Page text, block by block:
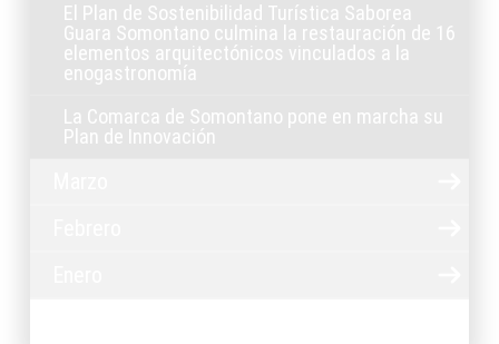
El Plan de Sostenibilidad Turística Saborea
Guara Somontano culmina la restauración de 16
elementos arquitectónicos vinculados a la
enogastronomía
La Comarca de Somontano pone en marcha su
Plan de Innovación